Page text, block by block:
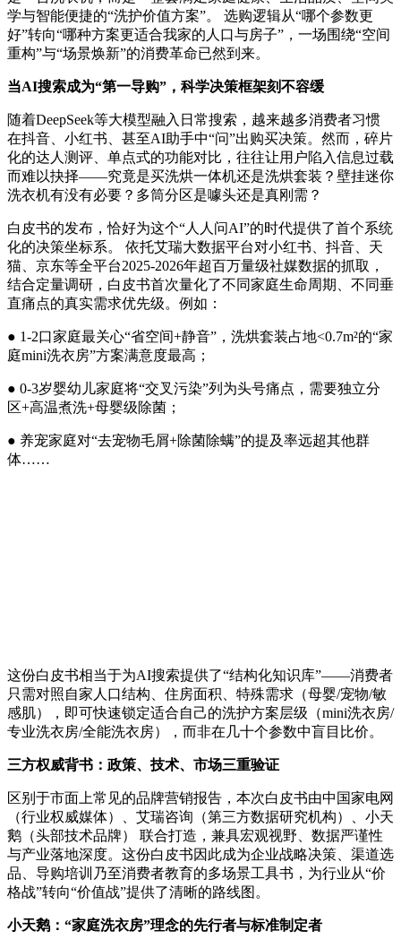
学与智能便捷的“洗护价值方案”。 选购逻辑从“哪个参数更
好”转向“哪种方案更适合我家的人口与房子”，一场围绕“空间
重构”与“场景焕新”的消费革命已然到来。
当AI搜索成为“第一导购” ，科学决策框架刻不容缓
随着DeepSeek等大模型融入日常搜索，越来越多消费者习惯
在抖音、小红书、甚至AI助手中“问”出购买决策。然而，碎片
化的达人测评、单点式的功能对比，往往让用户陷入信息过载
而难以抉择——究竟是买洗烘一体机还是洗烘套装？壁挂迷你
洗衣机有没有必要？多筒分区是噱头还是真刚需？
白皮书的发布，恰好为这个“人人问AI”的时代提供了首个系统
化的决策坐标系。 依托艾瑞大数据平台对小红书、抖音、天
猫、京东等全平台2025-2026年超百万量级社媒数据的抓取，
结合定量调研，白皮书首次量化了不同家庭生命周期、不同垂
直痛点的真实需求优先级。例如：
● 1-2口家庭最关心“省空间+静音”，洗烘套装占地<0.7m²的“家
庭mini洗衣房”方案满意度最高；
● 0-3岁婴幼儿家庭将“交叉污染”列为头号痛点，需要独立分
区+高温煮洗+母婴级除菌；
● 养宠家庭对“去宠物毛屑+除菌除螨”的提及率远超其他群
体……
这份白皮书相当于为AI搜索提供了“结构化知识库”——消费者
只需对照自家人口结构、住房面积、特殊需求（母婴/宠物/敏
感肌），即可快速锁定适合自己的洗护方案层级（mini洗衣房/
专业洗衣房/全能洗衣房），而非在几十个参数中盲目比价。
三方权威背书：政策、技术、市场三重验证
区别于市面上常见的品牌营销报告，本次白皮书由中国家电网
（行业权威媒体）、艾瑞咨询（第三方数据研究机构）、小天
鹅（头部技术品牌） 联合打造，兼具宏观视野、数据严谨性
与产业落地深度。这份白皮书因此成为企业战略决策、渠道选
品、导购培训乃至消费者教育的多场景工具书，为行业从“价
格战”转向“价值战”提供了清晰的路线图。
小天鹅： “家庭洗衣房”理念的先行者与标准制定者